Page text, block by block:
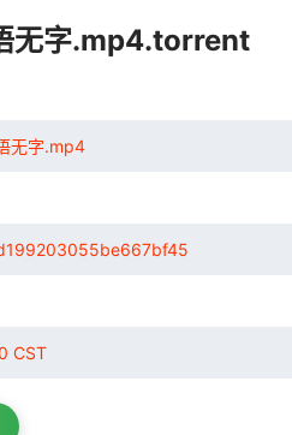
无字.mp4.torrent
无字.mp4
CST